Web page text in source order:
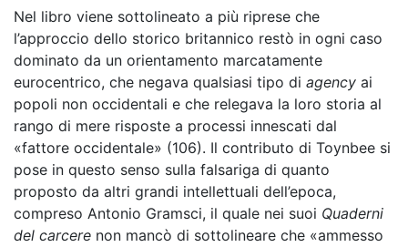
Nel libro viene sottolineato a più riprese che
l’approccio dello storico britannico restò in ogni caso
dominato da un orientamento marcatamente
eurocentrico, che negava qualsiasi tipo di agency ai
popoli non occidentali e che relegava la loro storia al
rango di mere risposte a processi innescati dal
«fattore occidentale» (106). Il contributo di Toynbee si
pose in questo senso sulla falsariga di quanto
proposto da altri grandi intellettuali dell’epoca,
compreso Antonio Gramsci, il quale nei suoi Quaderni
del carcere non mancò di sottolineare che «ammesso